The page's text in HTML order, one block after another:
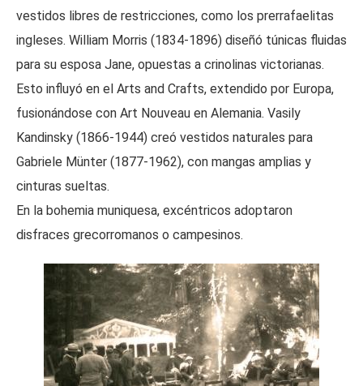
vestidos libres de restricciones, como los prerrafaelitas
ingleses. William Morris (1834-1896) diseñó túnicas fluidas
para su esposa Jane, opuestas a crinolinas victorianas.
Esto influyó en el Arts and Crafts, extendido por Europa,
fusionándose con Art Nouveau en Alemania. Vasily
Kandinsky (1866-1944) creó vestidos naturales para
Gabriele Münter (1877-1962), con mangas amplias y
cinturas sueltas.
En la bohemia muniquesa, excéntricos adoptaron
disfraces grecorromanos o campesinos.